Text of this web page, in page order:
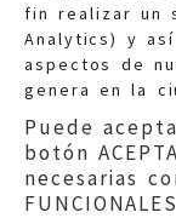
fin realizar un
Analytics) y
aspectos de
genera en la
Puede
botón
necesarias
FUNCIONALES